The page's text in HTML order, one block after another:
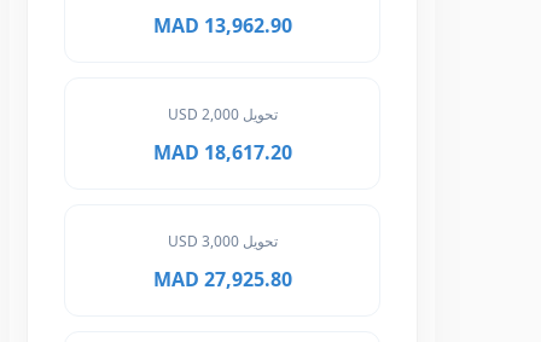
13,962.90 MAD
تحويل 2,000 USD
18,617.20 MAD
تحويل 3,000 USD
27,925.80 MAD